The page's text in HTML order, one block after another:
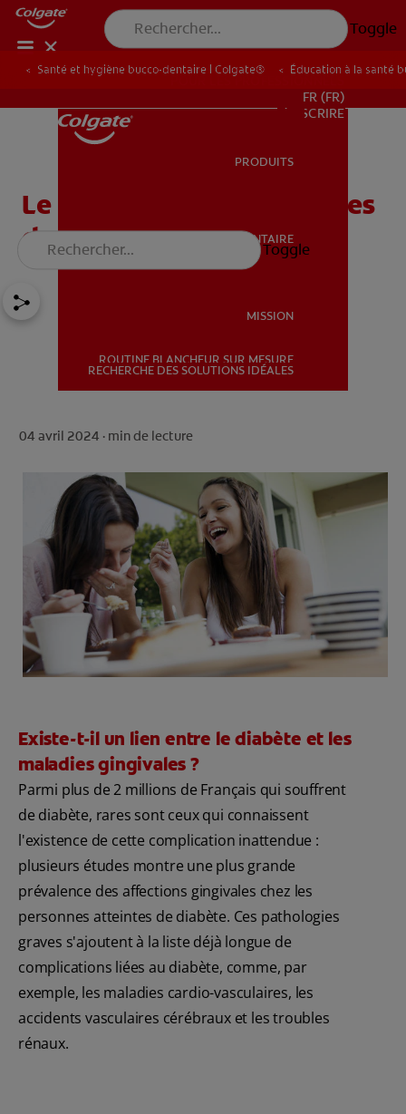
Toggle
SANTÉ BUCCO-DENTAIRE
ROUTINE BLANCHEUR SUR MESURE
POUR LES PROFESSIONNELS
S’INSCRIRE
POUR LES PROFESSIONNELS
FR (FR)
S’INSCRIRE
PRODUITS
SANTÉ BUCCO-DENTAIRE
MISSION
ROUTINE BLANCHEUR SUR MESURE
RECHERCHE DES SOLUTIONS IDÉALES
Toggle
Santé et hygiène bucco-dentaire | Colgate® Éducation à la santé
Le diabète et les problèmes
de santé bucco-dentaire
04 avril 2024 · min de lecture
Existe-t-il un lien entre le diabète et les
maladies gingivales ?
Parmi plus de 2 millions de Français qui souffrent
de diabète, rares sont ceux qui connaissent
l'existence de cette complication inattendue :
plusieurs études montre une plus grande
prévalence des affections gingivales chez les
personnes atteintes de diabète. Ces pathologies
graves s'ajoutent à la liste déjà longue de
complications liées au diabète, comme, par
exemple, les maladies cardio-vasculaires, les
accidents vasculaires cérébraux et les troubles
rénaux.